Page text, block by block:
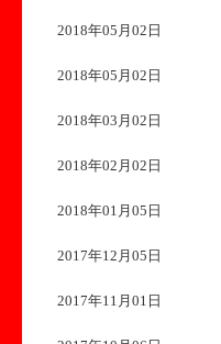
2018年05月02日
2018年05月02日
2018年03月02日
2018年02月02日
2018年01月05日
2017年12月05日
2017年11月01日